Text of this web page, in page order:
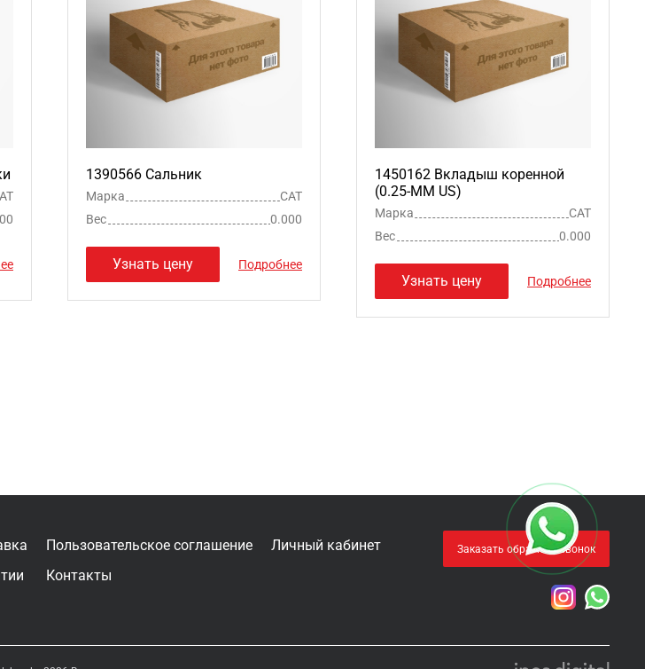
1390566 Сальник
Марка
CAT
Вес
0.000
Узнать цену Подробнее
1450162 Вкладыш коренной
(0.25-MM US)
Марка
CAT
Вес
0.000
Узнать цену Подробнее
Пользовательское соглашение
Контакты
Личный кабинет Заказать обратный звонок